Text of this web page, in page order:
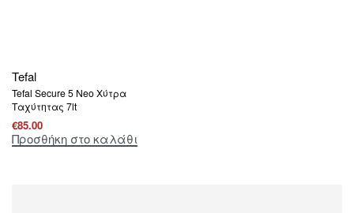
Tefal
Tefal Secure 5 Neo Χύτρα
Ταχύτητας 7lt
€85.00
Προσθήκη στο καλάθι